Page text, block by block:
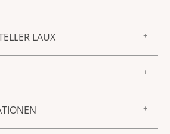
LAUX
Saucen und Senf sowie
– aus unserer
in Föhren. Allen